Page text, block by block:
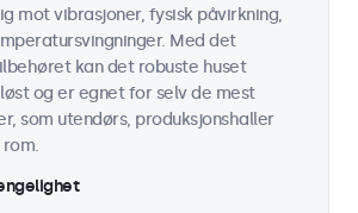
mot vibrasjoner, fysisk påvirkning,
Med det
kan det robuste huset
og er egnet for selv de mest
som utendørs, produksjonshaller